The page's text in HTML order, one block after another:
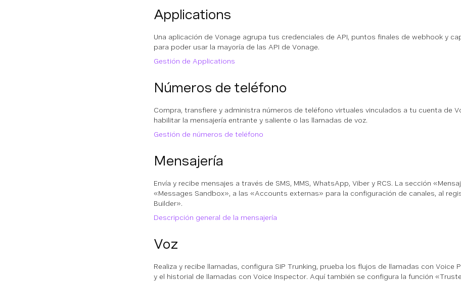
Applications
Una aplicación de Vonage agrupa tus credenciales de API, puntos finales de webhook y
para poder usar la mayoría de las API de Vonage.
Gestión de Applications
Números de teléfono
Compra, transfiere y administra números de teléfono virtuales vinculados a tu cuenta de
habilitar la mensajería entrante y saliente o las llamadas de voz.
Gestión de números de teléfono
Mensajería
Envía y recibe mensajes a través de SMS, MMS, WhatsApp, Viber y RCS. La sección
«Messages Sandbox», a las «Accounts externas» para la configuración de canales, al
Builder».
Descripción general de la mensajería
Voz
Realiza y recibe llamadas, configura SIP Trunking, prueba los flujos de llamadas con
y el historial de llamadas con Voice Inspector. Aquí también se configura la función